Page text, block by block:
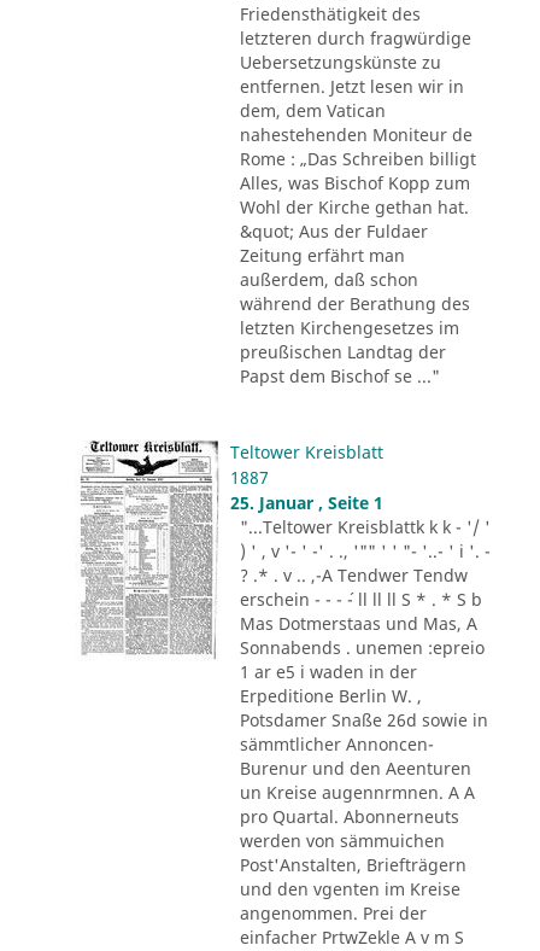
Friedensthätigkeit des
letzteren durch fragwürdige
Uebersetzungskünste zu
entfernen. Jetzt lesen wir in
dem, dem Vatican
nahestehenden Moniteur de
Rome : „Das Schreiben billigt
Alles, was Bischof Kopp zum
Wohl der Kirche gethan hat.
&quot; Aus der Fuldaer
Zeitung erfährt man
außerdem, daß schon
während der Berathung des
letzten Kirchengesetzes im
preußischen Landtag der
Papst dem Bischof se ..."
Teltower Kreisblatt
1887
25. Januar , Seite 1
"...Teltower Kreisblattk k k - '/ '
) ' , v '- ' -' . ., '"" ' ' "- '..- ' i '. -
? .* . v .. ,-A Tendwer Tendw
erschein - - - ´- ll ll ll S * . * S b
Mas Dotmerstaas und Mas, A
Sonnabends . unemen :epreio
1 ar e5 i waden in der
Erpeditione Berlin W. ,
Potsdamer Snaße 26d sowie in
sämmtlicher Annoncen-
Burenur und den Aeenturen
un Kreise augennrmnen. A A
pro Quartal. Abonnerneuts
werden von sämmuichen
Post'Anstalten, Briefträgern
und den vgenten im Kreise
angenommen. Prei der
einfacher PrtwZekle A v m S